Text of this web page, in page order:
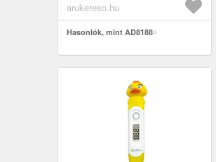
kivitel modern é...
arukereso.hu
Hasonlók, mint AD8188